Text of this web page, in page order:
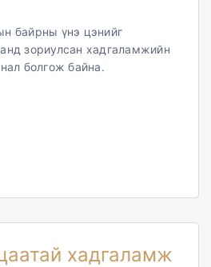
байрны үнэ цэнийг
зориулсан хадгаламжийн
болгож байна.
хадгаламж